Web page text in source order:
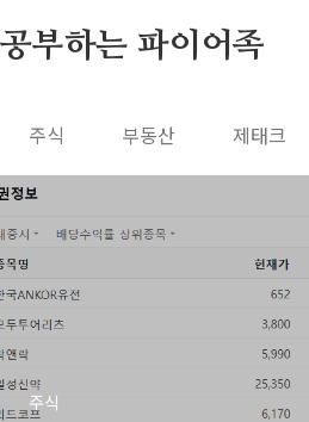
공부하는 파이어족
주식 부동산 제태크
주식